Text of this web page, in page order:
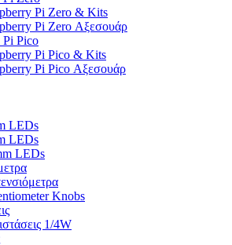
Pi Zero & Kits
Pi Zero Αξεσουάρ
Pi Pico
Pi Pico & Kits
Pi Pico Αξεσουάρ
LEDs
LEDs
LEDs
Knobs
1/4W